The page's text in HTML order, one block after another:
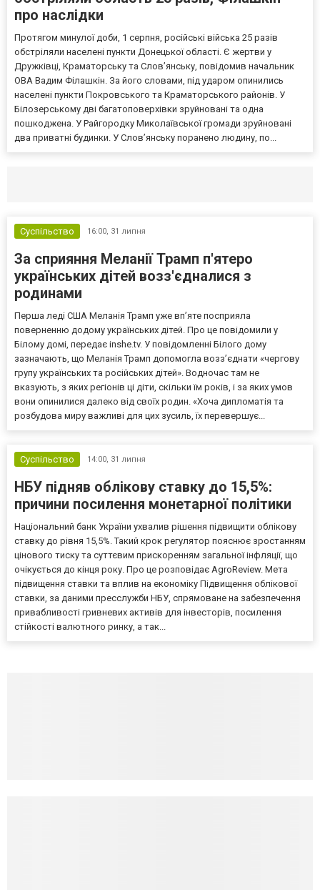
про наслідки
Протягом минулої доби, 1 серпня, російські війська 25 разів
обстріляли населені пункти Донецької області. Є жертви у
Дружківці, Краматорську та Слов’янську, повідомив начальник
ОВА Вадим Філашкін. За його словами, під ударом опинились
населені пункти Покровського та Краматорського районів. У
Білозерському дві багатоповерхівки зруйновані та одна
пошкоджена. У Райгородку Миколаївської громади зруйновані
два приватні будинки. У Слов’янську поранено людину, по...
Суспільство 16:00, 31 липня
За сприяння Меланії Трамп п'ятеро
українських дітей возз'єдналися з
родинами
Перша леді США Меланія Трамп уже впʼяте посприяла
поверненню додому українських дітей. Про це повідомили у
Білому домі, передає inshe.tv. У повідомленні Білого дому
зазначають, що Меланія Трамп допомогла возз’єднати «чергову
групу українських та російських дітей». Водночас там не
вказують, з яких регіонів ці діти, скільки їм років, і за яких умов
вони опинилися далеко від своїх родин. «Хоча дипломатія та
розбудова миру важливі для цих зусиль, їх перевершує...
Суспільство 14:00, 31 липня
НБУ підняв облікову ставку до 15,5%:
причини посилення монетарної політики
Національний банк України ухвалив рішення підвищити облікову
ставку до рівня 15,5%. Такий крок регулятор пояснює зростанням
цінового тиску та суттєвим прискоренням загальної інфляції, що
очікується до кінця року. Про це розповідає AgroReview. Мета
підвищення ставки та вплив на економіку Підвищення облікової
ставки, за даними пресслужби НБУ, спрямоване на забезпечення
привабливості гривневих активів для інвесторів, посилення
стійкості валютного ринку, а так...